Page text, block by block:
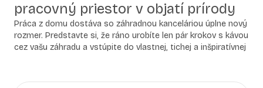
pracovný priestor v objatí prírody
Práca z domu dostáva so záhradnou kanceláriou úplne nový
rozmer. Predstavte si, že ráno urobíte len pár krokov s kávou
cez vašu záhradu a vstúpite do vlastnej, tichej a inšpiratívnej
riešením pre každého, kto hľadá dokonalý balans medzi